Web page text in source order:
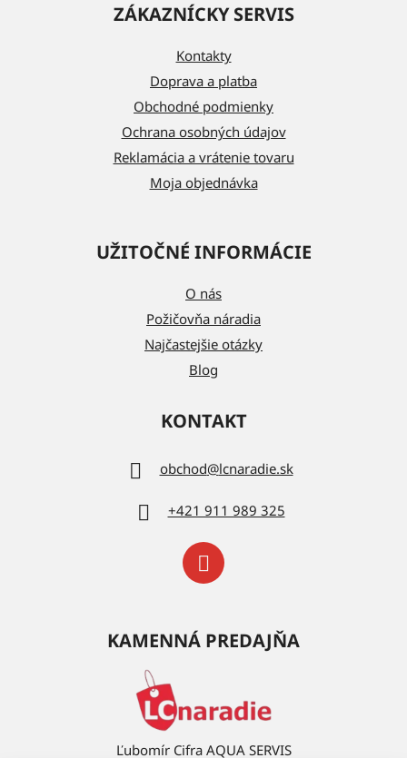
ZÁKAZNÍCKY SERVIS
Kontakty
Doprava a platba
Obchodné podmienky
Ochrana osobných údajov
Reklamácia a vrátenie tovaru
Moja objednávka
UŽITOČNÉ INFORMÁCIE
O nás
Požičovňa náradia
Najčastejšie otázky
Blog
KONTAKT
obchod@lcnaradie.sk
+421 911 989 325
KAMENNÁ PREDAJŇA
Ľubomír Cifra AQUA SERVIS